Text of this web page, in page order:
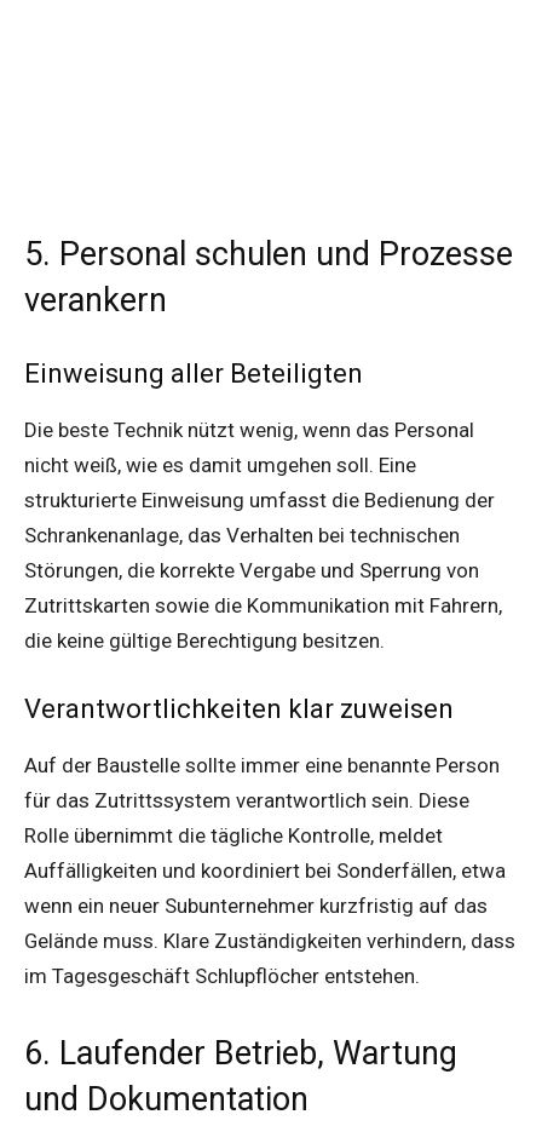
5. Personal schulen und Prozesse
verankern
Einweisung aller Beteiligten
Die beste Technik nützt wenig, wenn das Personal
nicht weiß, wie es damit umgehen soll. Eine
strukturierte Einweisung umfasst die Bedienung der
Schrankenanlage, das Verhalten bei technischen
Störungen, die korrekte Vergabe und Sperrung von
Zutrittskarten sowie die Kommunikation mit Fahrern,
die keine gültige Berechtigung besitzen.
Verantwortlichkeiten klar zuweisen
Auf der Baustelle sollte immer eine benannte Person
für das Zutrittssystem verantwortlich sein. Diese
Rolle übernimmt die tägliche Kontrolle, meldet
Auffälligkeiten und koordiniert bei Sonderfällen, etwa
wenn ein neuer Subunternehmer kurzfristig auf das
Gelände muss. Klare Zuständigkeiten verhindern, dass
im Tagesgeschäft Schlupflöcher entstehen.
6. Laufender Betrieb, Wartung
und Dokumentation